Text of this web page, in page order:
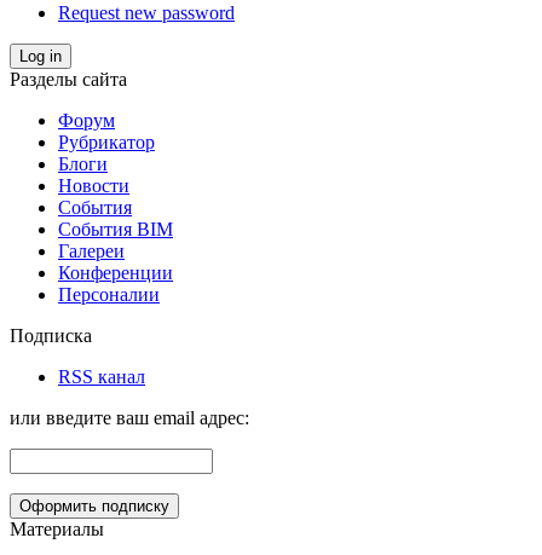
Request new password
Log in
Разделы сайта
Форум
Рубрикатор
Блоги
Новости
События
События BIM
Галереи
Конференции
Персоналии
Подписка
RSS канал
или введите ваш email адрес:
Материалы